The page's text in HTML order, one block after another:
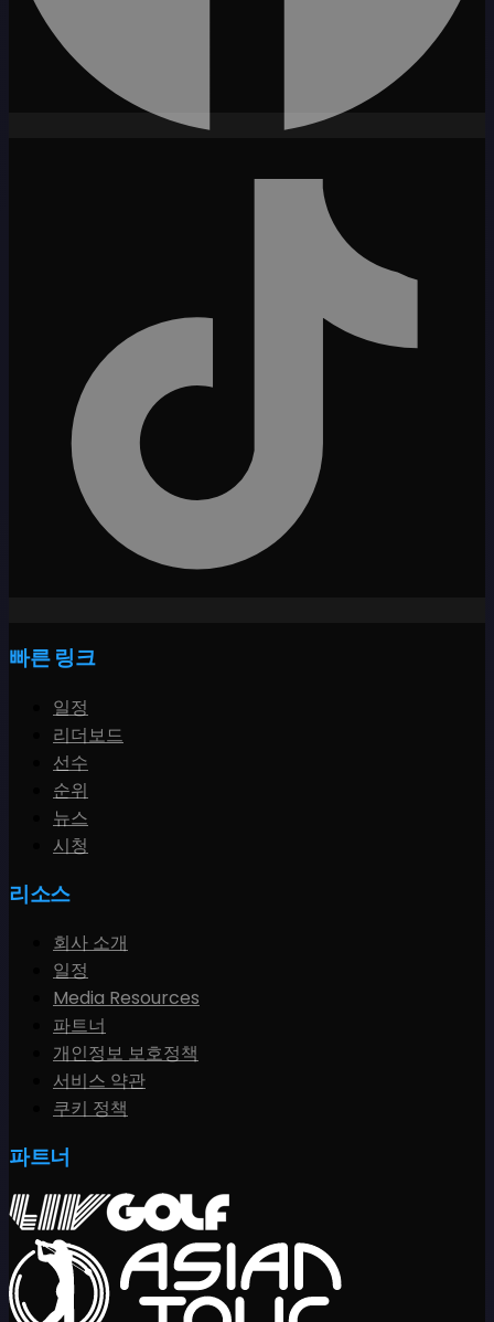
빠른 링크
일정
리더보드
선수
순위
뉴스
시청
리소스
회사 소개
일정
Media Resources
파트너
개인정보 보호정책
서비스 약관
쿠키 정책
파트너